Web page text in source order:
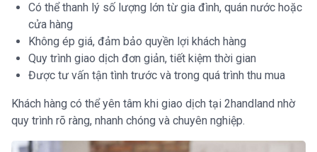
Có thể thanh lý số lượng lớn từ gia đình, quán nước hoặc
cửa hàng
Không ép giá, đảm bảo quyền lợi khách hàng
Quy trình giao dịch đơn giản, tiết kiệm thời gian
Được tư vấn tận tình trước và trong quá trình thu mua
Khách hàng có thể yên tâm khi giao dịch tại 2handland nhờ
quy trình rõ ràng, nhanh chóng và chuyên nghiệp.